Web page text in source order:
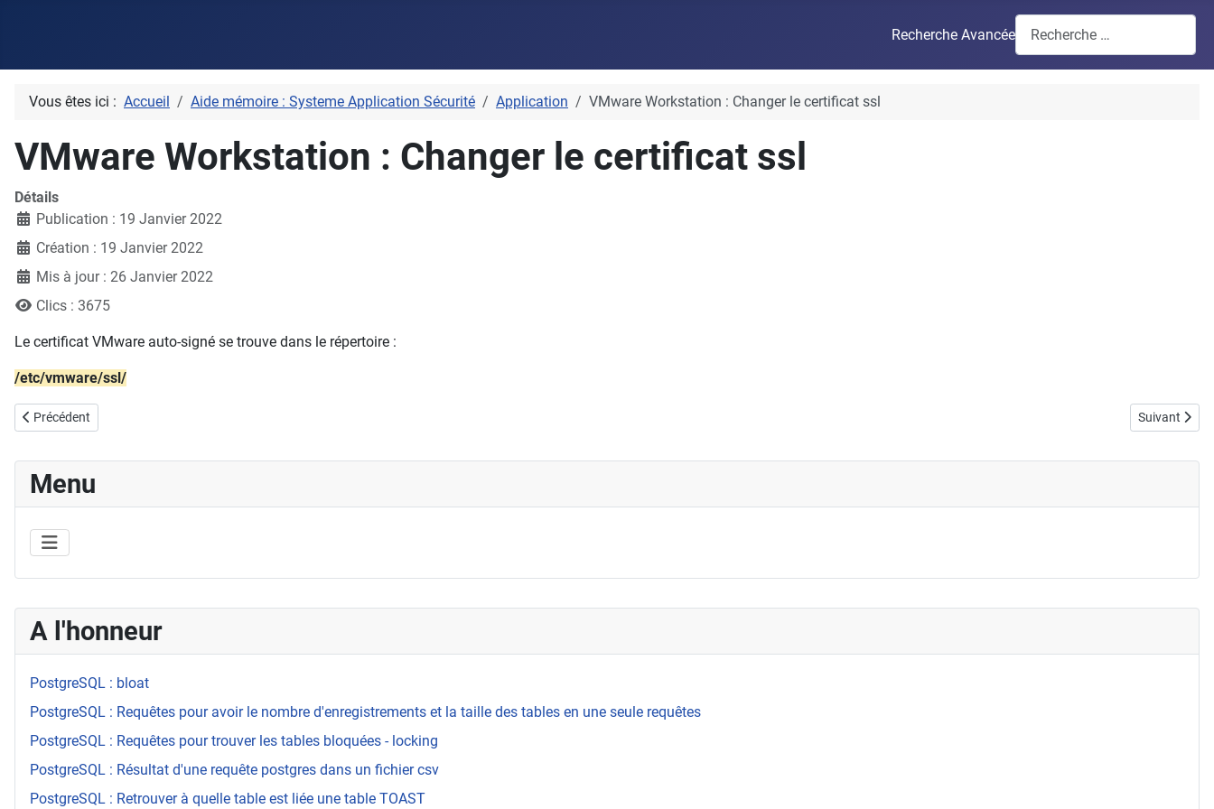
Recherche Avancée
A l'honneur
PostgreSQL : bloat
PostgreSQL : Requêtes pour avoir le nombre d'enregistrements et la taille des tables en une seule requêtes
PostgreSQL : Requêtes pour trouver les tables bloquées - locking
PostgreSQL : Résultat d'une requête postgres dans un fichier csv
PostgreSQL : Retrouver à quelle table est liée une table TOAST
Vous êtes ici : Accueil Aide mémoire : Systeme Application Sécurité Application VMware Workstation : Changer le certificat ssl
VMware Workstation : Changer le certificat ssl
Détails
Publication : 19 Janvier 2022
Création : 19 Janvier 2022
Mis à jour : 26 Janvier 2022
Clics : 3675
Le certificat VMware auto-signé se trouve dans le répertoire :
/etc/vmware/ssl/
Article précédent : Chrome : lancer une application / extension en ligne de commande
Précédent Article
Suivant
Menu